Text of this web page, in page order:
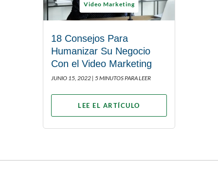
Video Marketing
18 Consejos Para
Humanizar Su Negocio
Con el Video Marketing
JUNIO 15, 2022 | 5 MINUTOS PARA LEER
LEE EL ARTÍCULO